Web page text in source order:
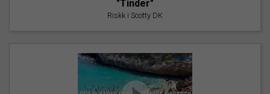
"Tinder"
Riskk i Scotty DK